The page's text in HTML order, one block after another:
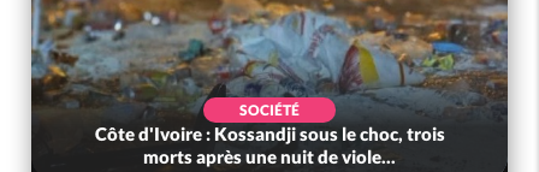
SOCIÉTÉ
Côte d'Ivoire : Kossandji sous le choc, trois
morts après une nuit de viole...